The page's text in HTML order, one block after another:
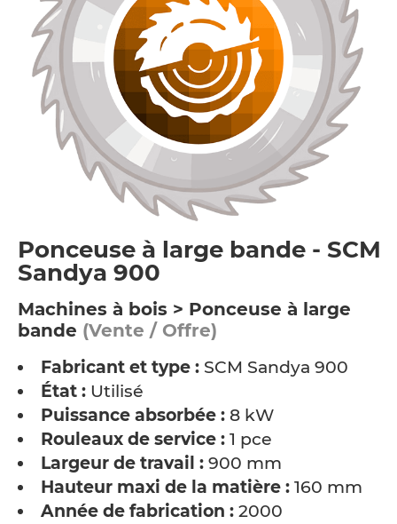
Ponceuse à large bande - SCM
Sandya 900
Machines à bois > Ponceuse à large
bande (Vente / Offre)
Fabricant et type : SCM Sandya 900
État : Utilisé
Puissance absorbée : 8 kW
Rouleaux de service : 1 pce
Largeur de travail : 900 mm
Hauteur maxi de la matière : 160 mm
Année de fabrication : 2000